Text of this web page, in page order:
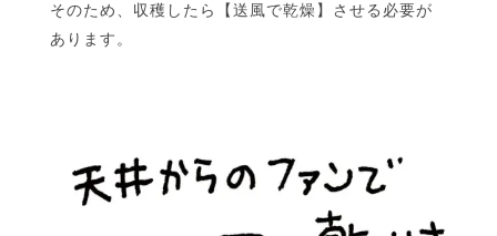
そのため、収穫したら【送風で乾燥】させる必要が
あります。